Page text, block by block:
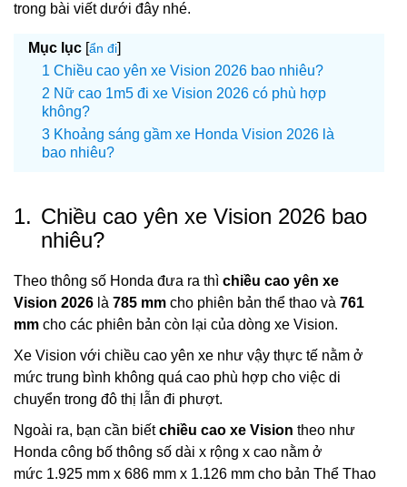
trong bài viết dưới đây nhé.
Mục lục [ẩn đi]
Chiều cao yên xe Vision 2026 bao nhiêu?
Nữ cao 1m5 đi xe Vision 2026 có phù hợp
không?
Khoảng sáng gầm xe Honda Vision 2026 là
bao nhiêu?
1. Chiều cao yên xe Vision 2026 bao
nhiêu?
Theo thông số Honda đưa ra thì chiều cao yên xe
Vision 2026 là 785 mm cho phiên bản thể thao và 761
mm cho các phiên bản còn lại của dòng xe Vision.
Xe Vision với chiều cao yên xe như vậy thực tế nằm ở
mức trung bình không quá cao phù hợp cho việc di
chuyển trong đô thị lẫn đi phượt.
Ngoài ra, bạn cần biếtchiều cao xe Vision theo như
Honda công bố thông số dài x rộng x cao nằm ở
mức 1.925 mm x 686 mm x 1.126 mm cho bản Thể Thao